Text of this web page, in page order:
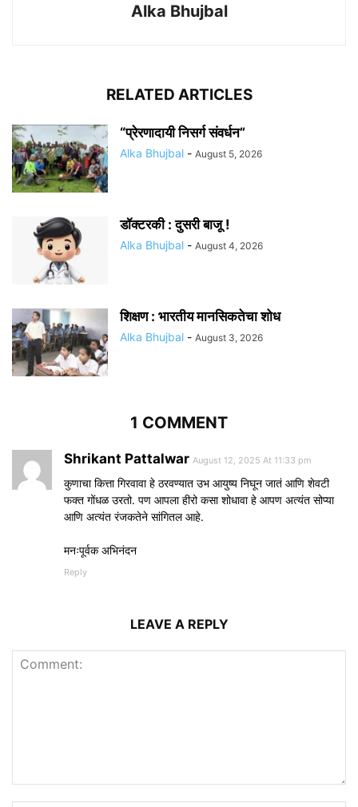
Alka Bhujbal
RELATED ARTICLES
“प्रेरणादायी निसर्ग संवर्धन”
Alka Bhujbal - August 5, 2026
डॉक्टरकी : दुसरी बाजू !
Alka Bhujbal - August 4, 2026
शिक्षण : भारतीय मानसिकतेचा शोध
Alka Bhujbal - August 3, 2026
1 COMMENT
Shrikant Pattalwar August 12, 2025 At 11:33 pm
कुणाचा कित्ता गिरवावा हे ठरवण्यात उभ आयुष्य निघून जातं आणि शेवटी
फक्त गोंधळ उरतो. पण आपला हीरो कसा शोधावा हे आपण अत्यंत सोप्या
आणि अत्यंत रंजकतेने सांगितल आहे.
मनःपूर्वक अभिनंदन
Reply
LEAVE A REPLY